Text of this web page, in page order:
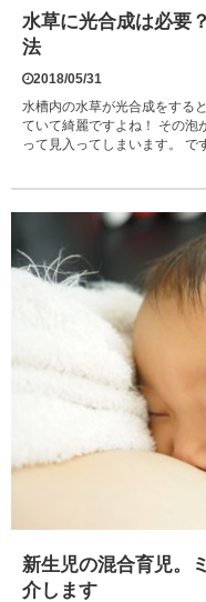
水草に光合成は必要
法
2018/05/31
水槽内の水草が光合成をする
ていて綺麗ですよね！ その泡
って見入ってしまいます。 で
新生児の混合育児。
介します